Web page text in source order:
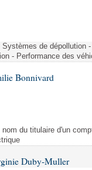
de dépollution
- Performance des
Bonnivard
du titulaire d'un
Duby-Muller